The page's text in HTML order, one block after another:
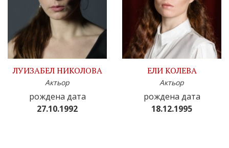
ЛУИЗАБЕЛ НИКОЛОВА
Актьор
рождена дата
27.10.1992
ЕЛИ КОЛЕВА
Актьор
рождена дата
18.12.1995